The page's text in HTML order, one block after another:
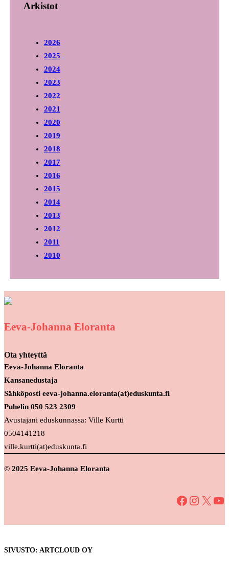
Arkistot
2026
2025
2024
2023
2022
2021
2020
2019
2018
2017
2016
2015
2014
2013
2012
2011
2010
Eeva-Johanna Eloranta
Ota yhteyttä
Eeva-Johanna Eloranta
Kansanedustaja
Sähköposti eeva-johanna.eloranta(at)eduskunta.fi
Puhelin 050 523 2309
Avustajani eduskunnassa: Ville Kurtti
0504141218
ville.kurtti(at)eduskunta.fi
© 2025 Eeva-Johanna Eloranta
Facebook Instagram X YouTube
SIVUSTO: ARTCLOUD OY